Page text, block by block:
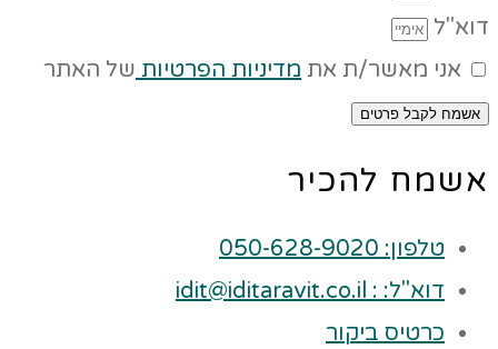
דוא"ל
אני מאשר/ת את מדיניות הפרטיות של האתר
אשמח לקבל פרטים
אשמח להכיר
טלפון: 050-628-9020
דוא"ל: : idit@iditaravit.co.il
כרטיס ביקור